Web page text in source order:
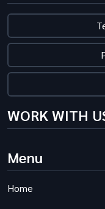
WORK WITH
Menu
Home